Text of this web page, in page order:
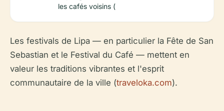
les cafés voisins (
Les festivals de Lipa — en particulier la Fête de San
Sebastian et le Festival du Café — mettent en
valeur les traditions vibrantes et l'esprit
communautaire de la ville (traveloka.com).